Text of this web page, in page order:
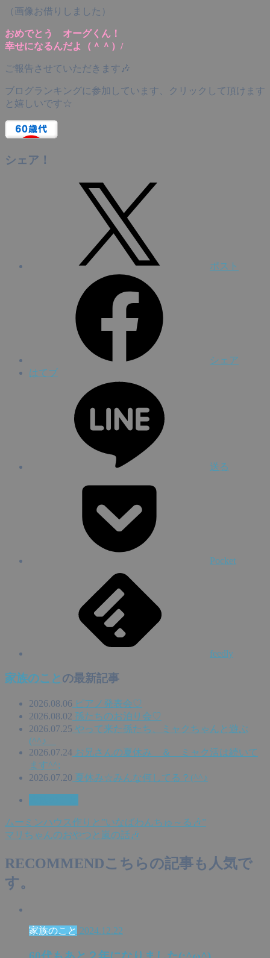
（画像お借りしました）
おめでとう オーグくん！
幸せになるんだよ（＾＾）/
ご報告させていただきます🎶
ブログランキングに参加しています、クリックして頂けます
と嬉しいです☆
シェア！
ポスト
シェア
はてブ
送る
Pocket
feedly
家族のことの最新記事
2026.08.06 ピアノ発表会♡
2026.08.02 孫たちのお泊り会♡
2026.07.25 やって来た孫たち、ミャクちゃんと遊ぶ
(^^♪
2026.07.24 お兄さんの夏休み ＆ ミャク活は続いて
ます^^;
2026.07.20 夏休み☆みんな何してる？(^^♪
ムーミンハウス作りと”いなばわんちゅ～る🎶”
マリちゃんのおやつと嵐の話🎶
RECOMMENDこちらの記事も人気で
す。
家族のこと 2024.12.22